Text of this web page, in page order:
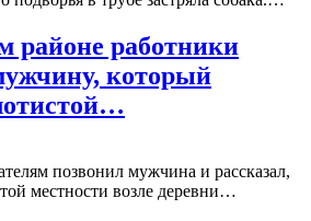
районе работники
который
позвонил мужчина и рассказал,
местности возле деревни…